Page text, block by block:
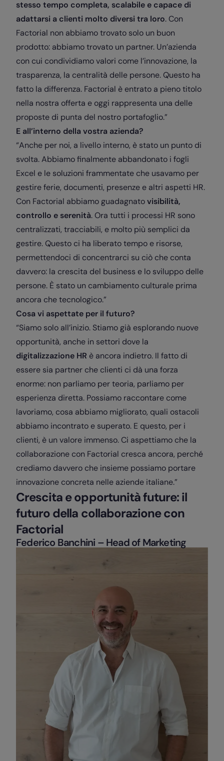
stesso tempo completa, scalabile e capace di
adattarsi a clienti molto diversi tra loro. Con
Factorial non abbiamo trovato solo un buon
prodotto: abbiamo trovato un partner. Un’azienda
con cui condividiamo valori come l’innovazione, la
trasparenza, la centralità delle persone. Questo ha
fatto la differenza. Factorial è entrato a pieno titolo
nella nostra offerta e oggi rappresenta una delle
proposte di punta del nostro portafoglio.”
E all’interno della vostra azienda?
“Anche per noi, a livello interno, è stato un punto di
svolta. Abbiamo finalmente abbandonato i fogli
Excel e le soluzioni frammentate che usavamo per
gestire ferie, documenti, presenze e altri aspetti HR.
Con Factorial abbiamo guadagnatovisibilità,
controllo e serenità. Ora tutti i processi HR sono
centralizzati, tracciabili, e molto più semplici da
gestire. Questo ci ha liberato tempo e risorse,
permettendoci di concentrarci su ciò che conta
davvero: la crescita del business e lo sviluppo delle
persone. È stato un cambiamento culturale prima
ancora che tecnologico.”
Cosa vi aspettate per il futuro?
“Siamo solo all’inizio. Stiamo già esplorando nuove
opportunità, anche in settori dove la
digitalizzazione HR è ancora indietro. Il fatto di
essere sia partner che clienti ci dà una forza
enorme: non parliamo per teoria, parliamo per
esperienza diretta. Possiamo raccontare come
lavoriamo, cosa abbiamo migliorato, quali ostacoli
abbiamo incontrato e superato. E questo, per i
clienti, è un valore immenso. Ci aspettiamo che la
collaborazione con Factorial cresca ancora, perché
crediamo davvero che insieme possiamo portare
innovazione concreta nelle aziende italiane.”
Crescita e opportunità future: il
futuro della collaborazione con
Factorial
Federico Banchini –Head of Marketing